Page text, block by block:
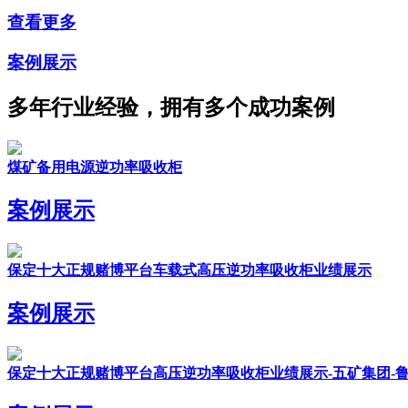
查看更多
案例展示
多年行业经验，拥有多个成功案例
煤矿备用电源逆功率吸收柜
案例展示
保定十大正规赌博平台车载式高压逆功率吸收柜业绩展示
案例展示
保定十大正规赌博平台高压逆功率吸收柜业绩展示-五矿集团-